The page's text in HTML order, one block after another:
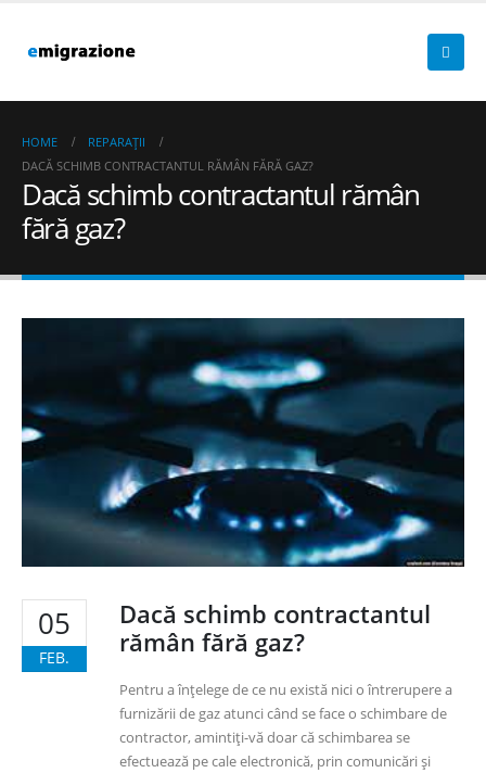
HOME
REPARAȚII
DACĂ SCHIMB CONTRACTANTUL RĂMÂN FĂRĂ GAZ?
Dacă schimb contractantul rămân
fără gaz?
05
FEB.
Dacă schimb contractantul
rămân fără gaz?
Pentru a înțelege de ce nu există nici o întrerupere a
furnizării de gaz atunci când se face o schimbare de
contractor, amintiți-vă doar că schimbarea se
efectuează pe cale electronică, prin comunicări și